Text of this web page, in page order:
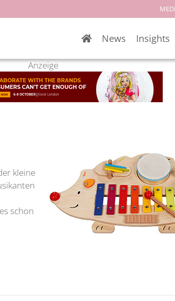
News Insights
Anzeige
kleine
schon